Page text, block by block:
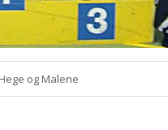
Hege og Malene